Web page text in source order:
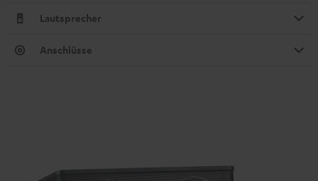
Lautsprecher
Anschlüsse